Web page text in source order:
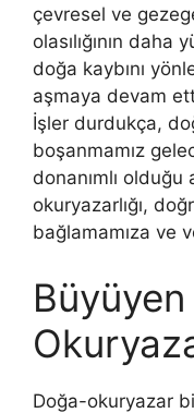
çevresel ve
olasılığının
doğa kaybını
aşmaya devam
İşler durdukça,
boşanmamız
donanımlı olduğu
okuryazarlığı,
bağlamamıza ve
Doğa-okuryazar